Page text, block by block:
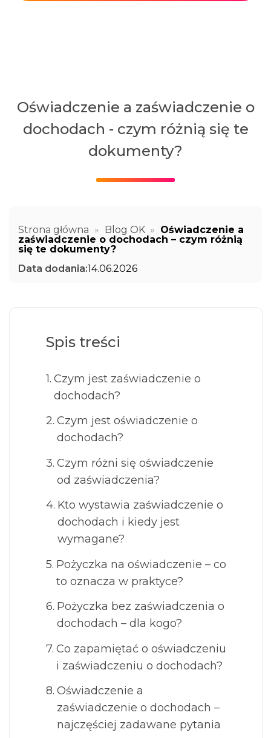
Oświadczenie a zaświadczenie o
dochodach - czym różnią się te
dokumenty?
Strona główna » Blog OK » Oświadczenie a
zaświadczenie o dochodach – czym różnią
się te dokumenty?
Data dodania:14.06.2026
Spis treści
Czym jest zaświadczenie o
dochodach?
Czym jest oświadczenie o
dochodach?
Czym różni się oświadczenie
od zaświadczenia?
Kto wystawia zaświadczenie o
dochodach i kiedy jest
wymagane?
Pożyczka na oświadczenie – co
to oznacza w praktyce?
Pożyczka bez zaświadczenia o
dochodach – dla kogo?
Co zapamiętać o oświadczeniu
i zaświadczeniu o dochodach?
Oświadczenie a
zaświadczenie o dochodach –
najczęściej zadawane pytania